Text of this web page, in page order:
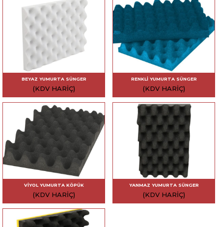
BEYAZ YUMURTA SÜNGER
(KDV HARIÇ)
RENKLI YUMURTA SÜNGER
(KDV HARIÇ)
VIYOL YUMURTA KÖPÜK
(KDV HARIÇ)
YANMAZ YUMURTA SÜNGER
(KDV HARIÇ)